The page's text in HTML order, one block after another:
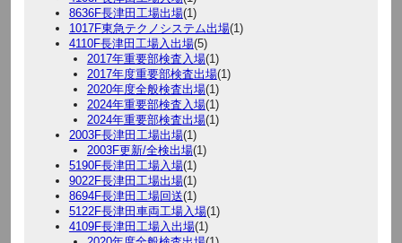
8636F長津田工場出場(1)
1017F東急テクノシステム出場(1)
4110F長津田工場入出場(5)
2017年重要部検査入場(1)
2017年度重要部検査出場(1)
2020年度全般検査出場(1)
2024年重要部検査入場(1)
2024年重要部検査出場(1)
2003F長津田工場出場(1)
2003F更新/全検出場(1)
5190F長津田工場入場(1)
9022F長津田工場出場(1)
8694F長津田工場回送(1)
5122F長津田車両工場入場(1)
4109F長津田工場入出場(1)